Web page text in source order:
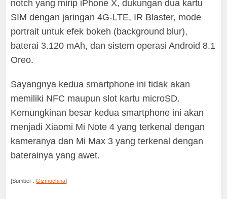
notch yang mirip iPhone X, dukungan dua kartu
SIM dengan jaringan 4G-LTE, IR Blaster, mode
portrait untuk efek bokeh (background blur),
baterai 3.120 mAh, dan sistem operasi Android 8.1
Oreo.
Sayangnya kedua smartphone ini tidak akan
memiliki NFC maupun slot kartu microSD.
Kemungkinan besar kedua smartphone ini akan
menjadi Xiaomi Mi Note 4 yang terkenal dengan
kameranya dan Mi Max 3 yang terkenal dengan
baterainya yang awet.
[Sumber :Gizmochina]